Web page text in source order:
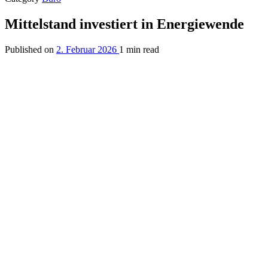
Mittelstand investiert in Energiewende
Published on 2. Februar 2026 1 min read